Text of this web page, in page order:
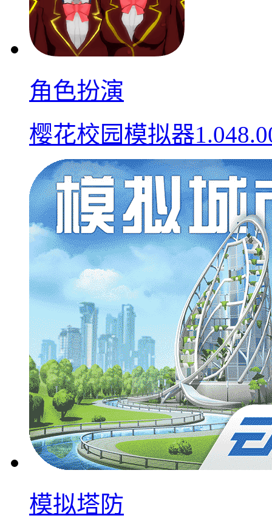
角色扮演
樱花校园模拟器
模拟塔防